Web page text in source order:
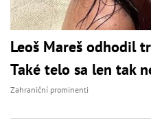
Leoš Mareš odhodil
Také telo sa len tak
Zahraniční prominenti